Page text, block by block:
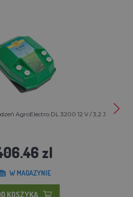
AgroElectro DL 3200 12 V / 3,2 J
zl
W MAGAZYNIE
KOSZYKA